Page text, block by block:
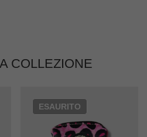
COLLEZIONE
ESAURITO